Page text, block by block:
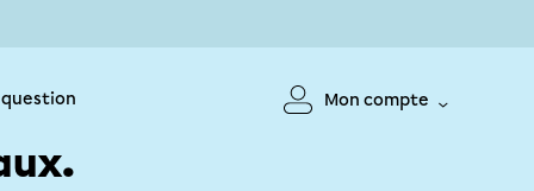
Mon compte